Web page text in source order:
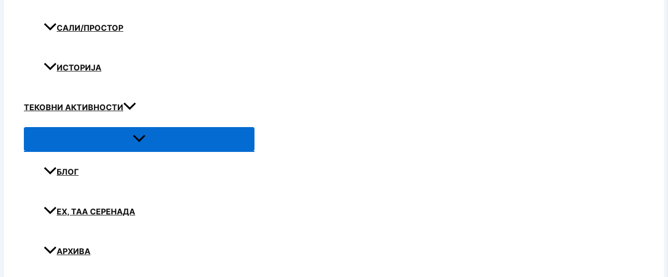
САЛИ/ПРОСТОР
ИСТОРИЈА
ТЕКОВНИ АКТИВНОСТИ
БЛОГ
ЕХ, ТАА СЕРЕНАДА
АРХИВА